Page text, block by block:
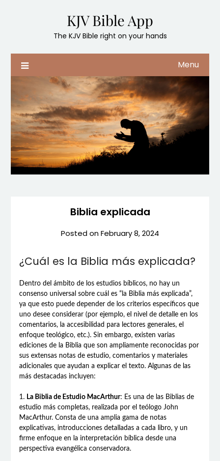
KJV Bible App
The KJV Bible right on your hands
Menu
Biblia explicada
Posted onFebruary 8, 2024
¿Cuál es la Biblia más explicada?
Dentro del ámbito de los estudios bíblicos, no hay un
consenso universal sobre cuál es “la Biblia más explicada”,
ya que esto puede depender de los criterios específicos que
uno desee considerar (por ejemplo, el nivel de detalle en los
comentarios, la accesibilidad para lectores generales, el
enfoque teológico, etc.). Sin embargo, existen varias
ediciones de la Biblia que son ampliamente reconocidas por
sus extensas notas de estudio, comentarios y materiales
adicionales que ayudan a explicar el texto. Algunas de las
más destacadas incluyen:
1. La Biblia de Estudio MacArthur: Es una de las Biblias de
estudio más completas, realizada por el teólogo John
MacArthur. Consta de una amplia gama de notas
explicativas, introducciones detalladas a cada libro, y un
firme enfoque en la interpretación bíblica desde una
perspectiva evangélica conservadora.